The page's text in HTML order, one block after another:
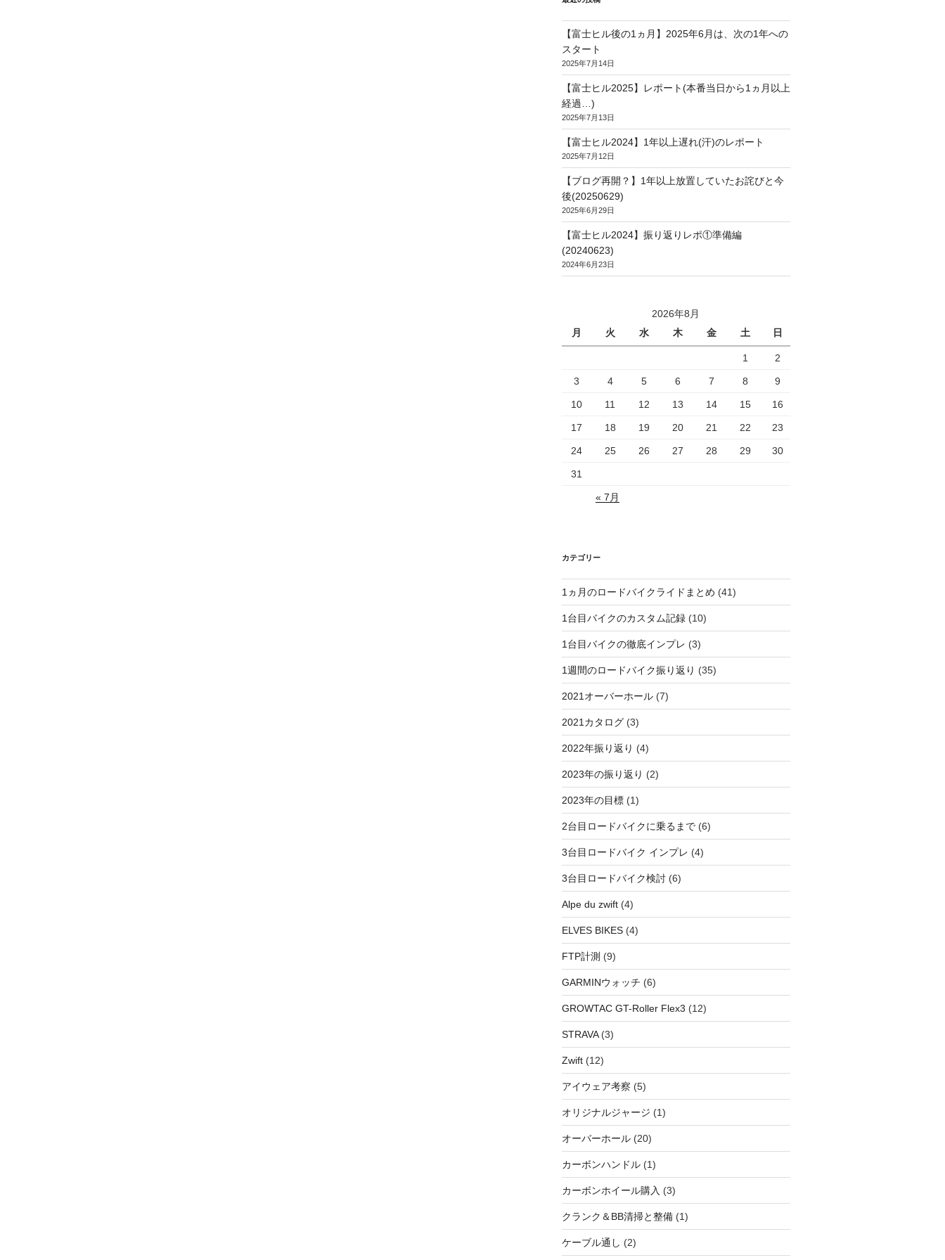
【富士ヒル後の1ヵ月】2025年6月は、次の1年への
スタート
2025年7月14日
【富士ヒル2025】レポート(本番当日から1ヵ月以上
経過…)
2025年7月13日
【富士ヒル2024】1年以上遅れ(汗)のレポート
2025年7月12日
【ブログ再開？】1年以上放置していたお詫びと今
後(20250629)
2025年6月29日
【富士ヒル2024】振り返りレポ①準備編
(20240623)
2024年6月23日
2026年8月
月
火 水 木 金 土 日
1 2
3 4 5 6 7 8 9
10 11 12 13 14 15 16
17 18 19 20 21 22 23
24 25 26 27 28 29 30
31
« 7月
カテゴリー
1ヵ月のロードバイクライドまとめ (41)
1台目バイクのカスタム記録(10)
1台目バイクの徹底インプレ (3)
1週間のロードバイク振り返り (35)
2021オーバーホール(7)
2021カタログ(3)
2022年振り返り (4)
2023年の振り返り (2)
2023年の目標(1)
2台目ロードバイクに乗るまで(6)
3台目ロードバイク インプレ (4)
3台目ロードバイク検討(6)
Alpe du zwift(4)
ELVES BIKES(4)
FTP計測 (9)
GARMINウォッチ (6)
GROWTAC GT-Roller Flex3 (12)
STRAVA(3)
Zwift(12)
アイウェア考察 (5)
オリジナルジャージ (1)
オーバーホール(20)
カーボンハンドル(1)
カーボンホイール購入 (3)
クランク＆BB清掃と整備(1)
ケーブル通し (2)